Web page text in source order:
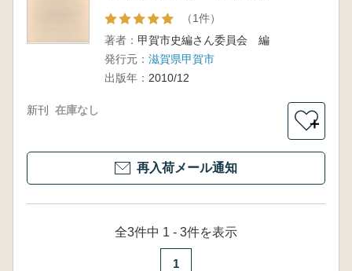
（1件）
著者： 甲賀市史編さん委員会 編
発行元： 滋賀県甲賀市
出版年： 2010/12
新刊 在庫なし
＋
再入荷メール通知
全3件中 1 - 3件を表示
1